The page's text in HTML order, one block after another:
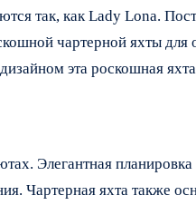
так, как Lady Lona.
чартерной яхты
эта роскошная
Элегантная
Чартерная яхта также